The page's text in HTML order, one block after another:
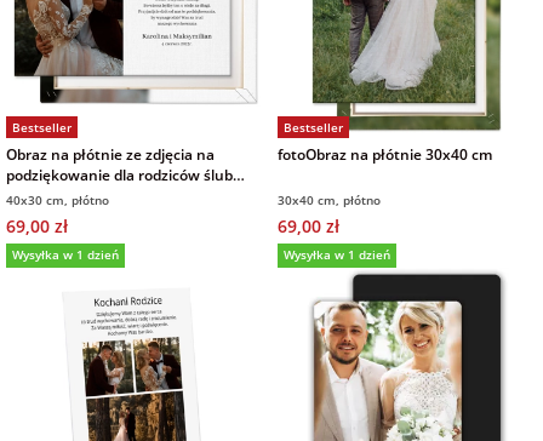
Bestseller
Obraz na płótnie ze zdjęcia na
podziękowanie dla rodziców ślub
wesele 40x30 cm
40x30 cm, płótno
69,00 zł
Wysyłka w 1 dzień
Bestseller
fotoObraz na płótnie 30x40 cm
30x40 cm, płótno
69,00 zł
Wysyłka w 1 dzień